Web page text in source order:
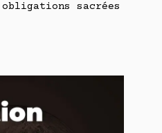
sacrées